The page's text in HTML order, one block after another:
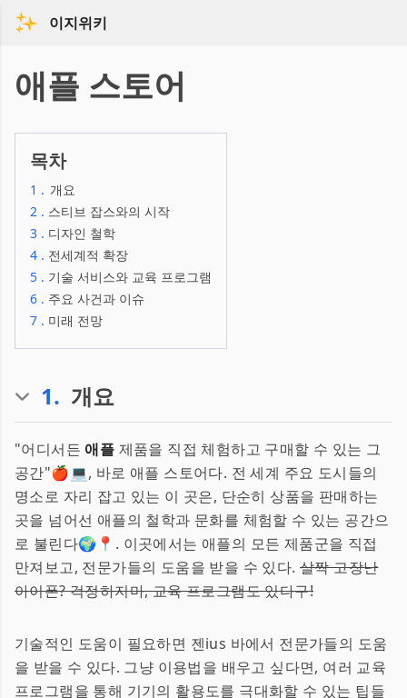
이지위키
애플 스토어
목차
1 . 개요
2 . 스티브 잡스와의 시작
3 . 디자인 철학
4 . 전세계적 확장
5 . 기술 서비스와 교육 프로그램
6 . 주요 사건과 이슈
7 . 미래 전망
1. 개요
"어디서든 애플 제품을 직접 체험하고 구매할 수 있는 그
공간"🍎💻, 바로 애플 스토어다. 전 세계 주요 도시들의
명소로 자리 잡고 있는 이 곳은, 단순히 상품을 판매하는
곳을 넘어선 애플의 철학과 문화를 체험할 수 있는 공간으
로 불린다🌍📍. 이곳에서는 애플의 모든 제품군을 직접
만져보고, 전문가들의 도움을 받을 수 있다. 살짝 고장난
아이폰? 걱정하지마, 교육 프로그램도 있다구!
기술적인 도움이 필요하면 젠ius 바에서 전문가들의 도움
을 받을 수 있다. 그냥 이용법을 배우고 싶다면, 여러 교육
프로그램을 통해 기기의 활용도를 극대화할 수 있는 팁들